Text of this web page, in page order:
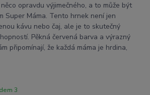
opravdu výjimečného, a to může být
Super Máma. Tento hrnek není jen
kávu nebo čaj, ale je to skutečný
Pěkná červená barva a výrazný
připomínají, že každá máma je hrdina,
3